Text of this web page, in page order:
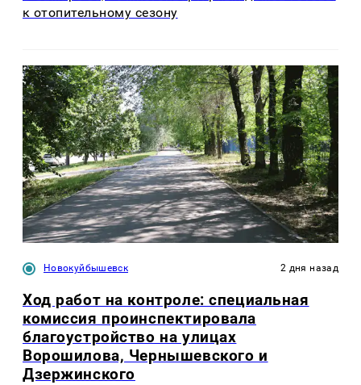
к отопительному сезону
Новокуйбышевск 2 дня назад
Ход работ на контроле: специальная
комиссия проинспектировала
благоустройство на улицах
Ворошилова, Чернышевского и
Дзержинского